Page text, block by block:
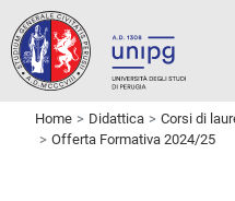
Home Didattica Corsi di
Offerta Formativa 2024/25